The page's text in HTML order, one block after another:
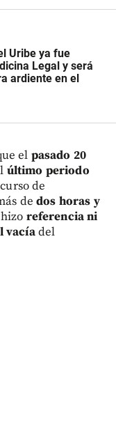
Uribe ya fue
Legal y será
ardiente en el
el pasado 20
último periodo
de
de dos horas y
referencia ni
vacíadel